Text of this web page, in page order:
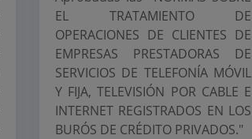
EL TRATAMIENTO DE
OPERACIONES DE CLIENTES DE
EMPRESAS PRESTADORAS DE
SERVICIOS DE TELEFONÍA MÓVIL
Y FIJA, TELEVISIÓN POR CABLE E
INTERNET REGISTRADOS EN LOS
BURÓS DE CRÉDITO PRIVADOS."